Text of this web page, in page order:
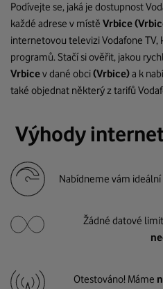
Podívejte se, jaká je dostupnost
každé adrese v místě Vrbice
internetovou televizi Vodafone TV,
programů. Stačí si ověřit, jakou
Vrbicev dané obci(Vrbice)a k
také objednat některý z tarifů
Výhody
Nabídneme vám ideální
Žádné datové
Otestováno! Máme